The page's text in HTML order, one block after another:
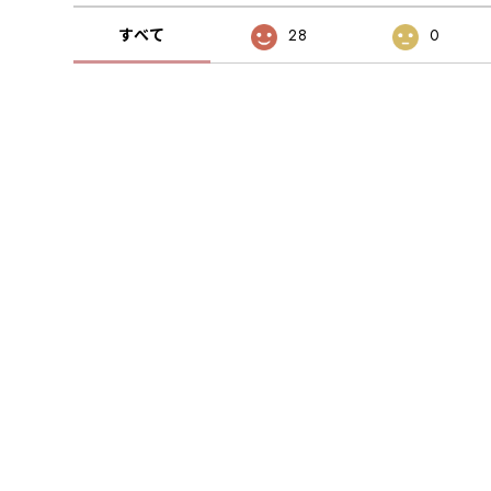
すべて 28 0